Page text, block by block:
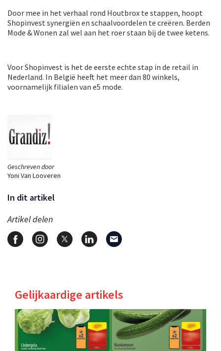
Geschreven door
Yoni Van Looveren
In dit artikel
Artikel delen
Door mee in het verhaal rond Houtbrox te stappen, hoopt
Shopinvest synergiën en schaalvoordelen te creëren. Berden
Mode & Wonen zal wel aan het roer staan bij de twee ketens.
Voor Shopinvest is het de eerste echte stap in de retail in
Nederland. In België heeft het meer dan 80 winkels,
voornamelijk filialen van e5 mode.
Gelijkaardige artikels